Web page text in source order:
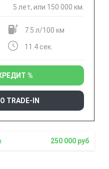
5 лет, или 150 000 км.
7.5 л/100 км
11.4 сек.
%
TRADE-IN
250 000 руб